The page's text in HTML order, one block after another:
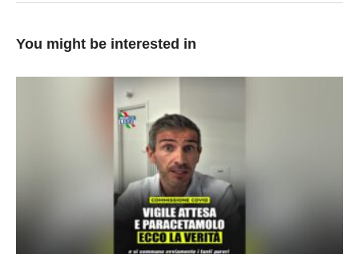
You might be interested in